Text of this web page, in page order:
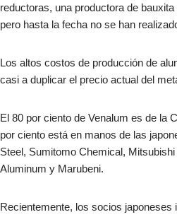
reductoras, una productora de
pero hasta la fecha no se han
Los altos costos de producción de
casi a duplicar el precio actual del
El 80 por ciento de Venalum es de la
por ciento está en manos de las
Steel, Sumitomo Chemical,
Aluminum y Marubeni.
Recientemente, los socios japoneses